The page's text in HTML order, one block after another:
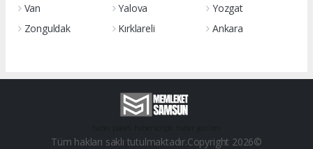
Van
Yalova
Yozgat
Zonguldak
Kırklareli Ankara
Tüm hakları saklı tutulmaktadır.Copyright 2026©